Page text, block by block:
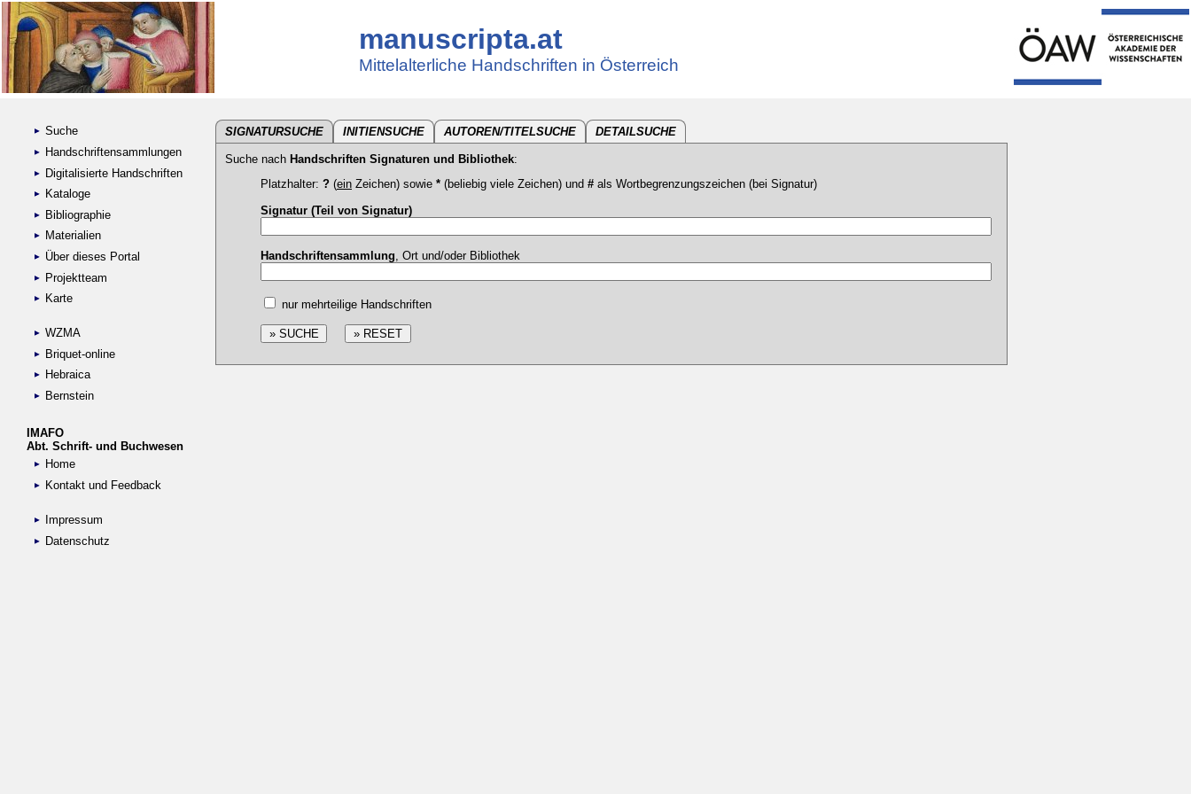
manuscripta.at
Mittelalterliche Handschriften in Österreich
Suche
Handschriftensammlungen
Digitalisierte Handschriften
Kataloge
Bibliographie
Materialien
Über dieses Portal
Projektteam
Karte
WZMA
Briquet-online
Hebraica
Bernstein
IMAFO
Abt. Schrift- und Buchwesen
Home
Kontakt und Feedback
Impressum
Datenschutz
SIGNATURSUCHE INITIENSUCHE AUTOREN/TITELSUCHE DETAILSUCHE
Suche nach Handschriften Signaturen und Bibliothek:
Platzhalter: ? (ein Zeichen) sowie * (beliebig viele Zeichen) und # als Wortbegrenzungszeichen (bei Signatur)
Signatur (Teil von Signatur)
Handschriftensammlung, Ort und/oder Bibliothek
nur mehrteilige Handschriften